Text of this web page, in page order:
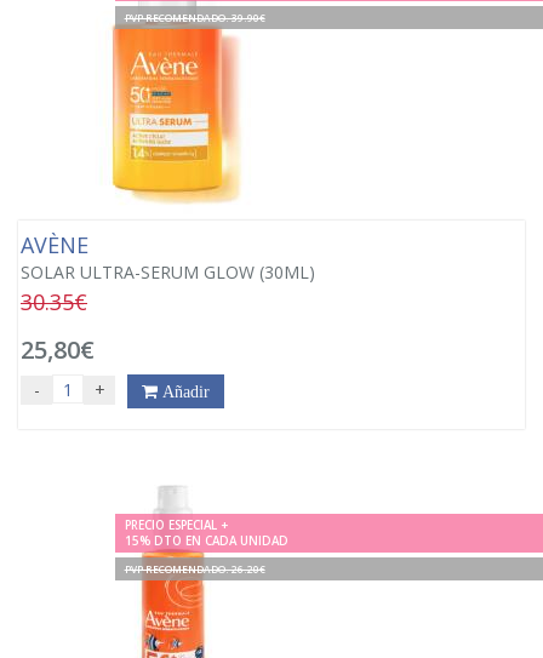
PVP RECOMENDADO. 39.90€
AVÈNE
SOLAR ULTRA-SERUM GLOW (30ML)
30.35€
25,80€
- + Añadir
PRECIO ESPECIAL +
15% DTO EN CADA UNIDAD
PVP RECOMENDADO. 26.20€